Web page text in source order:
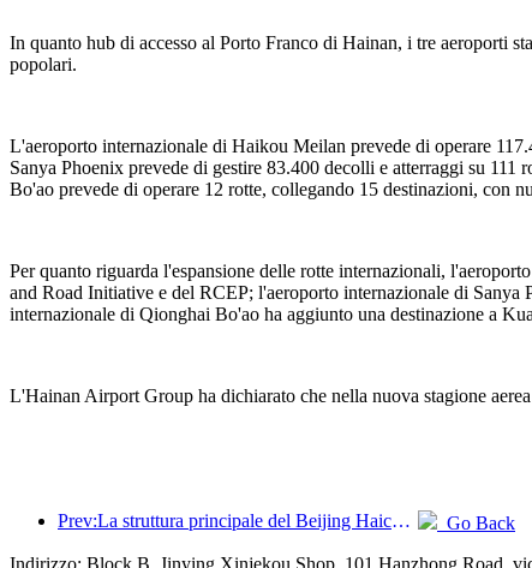
In quanto hub di accesso al Porto Franco di Hainan, i tre aeroporti
popolari.
L'aeroporto internazionale di Haikou Meilan prevede di operare
Sanya Phoenix prevede di gestire 83.400 decolli e atterraggi su
Bo'ao prevede di operare 12 rotte, collegando 15 destinazioni, con
Per quanto riguarda l'espansione delle rotte internazionali,
and Road Initiative e del RCEP; l'aeroporto internazionale di
internazionale di Qionghai Bo'ao ha aggiunto una destinazione a
L'Hainan Airport Group ha dichiarato che nella nuova stagione
Prev:La struttura principale del Beijing Haichang Ocean Park dovrebbe raggiungere la sommità entro la fine dell'anno, con il completamento e l'apertura previsti per il 2027.
Go Back
Indirizzo: Block B, Jinying Xinjekou Shop, 101 Hanzhong Road,